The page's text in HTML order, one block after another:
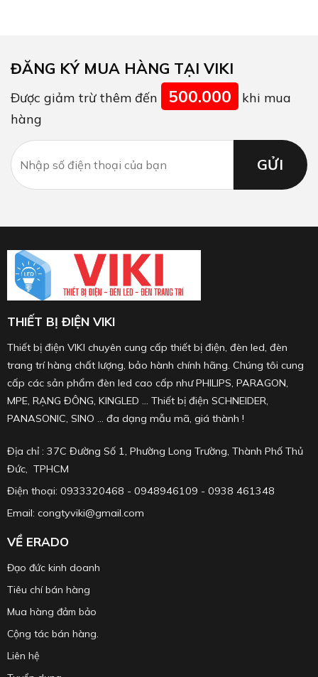
ĐĂNG KÝ MUA HÀNG TẠI VIKI
Được giảm trừ thêm đến 500.000
khi mua
hàng
THIẾT BỊ ĐIỆN VIKI
Thiết bị điện VIKI chuyên cung cấp thiết bị điện, đèn led, đèn
trang trí hàng chất lượng, bảo hành chính hãng. Chúng tôi cung
cấp các sản phẩm đèn led cao cấp như PHILIPS, PARAGON,
MPE, RẠNG ĐÔNG, KINGLED ... Thiết bị điện SCHNEIDER,
PANASONIC, SINO ... đa dạng mẫu mã, giá thành !
Địa chỉ : 37C Đường Số 1, Phường Long Trường, Thành Phố Thủ
Đức, TPHCM
Điện thoại: 0933320468 - 0948946109 - 0938 461348
Email: congtyviki@gmail.com
VỀ ERADO
Đạo đức kinh doanh
Tiêu chí bán hàng
Mua hàng đảm bảo
Cộng tác bán hàng.
Liên hệ